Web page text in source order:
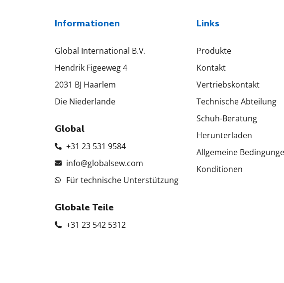
Informationen
Global International B.V.
Hendrik Figeeweg 4
2031 BJ Haarlem
Die Niederlande
Global
+31 23 531 9584
info@globalsew.com
Für technische Unterstützung
Globale Teile
+31 23 542 5312
Links
Produkte
Kontakt
Vertriebskontakt
Technische Abteilung
Schuh-Beratung
Herunterladen
Allgemeine
Konditionen